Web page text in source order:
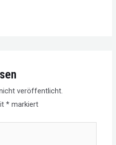
veröffentlicht.
* markiert